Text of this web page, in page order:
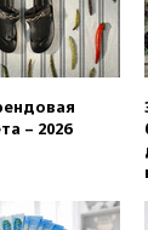
– 2026